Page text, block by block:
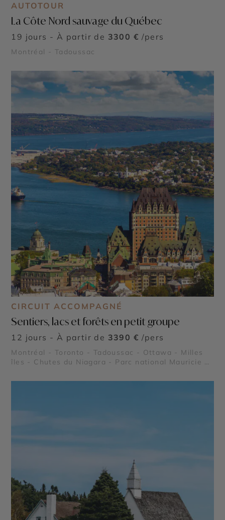
AUTOTOUR
La Côte Nord sauvage du Québec
19 jours - À partir de 3300 € /pers
Montréal - Tadoussac
CIRCUIT ACCOMPAGNÉ
Sentiers, lacs et forêts en petit groupe
12 jours - À partir de 3390 € /pers
Montréal - Toronto - Tadoussac - Ottawa - Milles
îles - Chutes du Niagara - Parc national Mauricie -